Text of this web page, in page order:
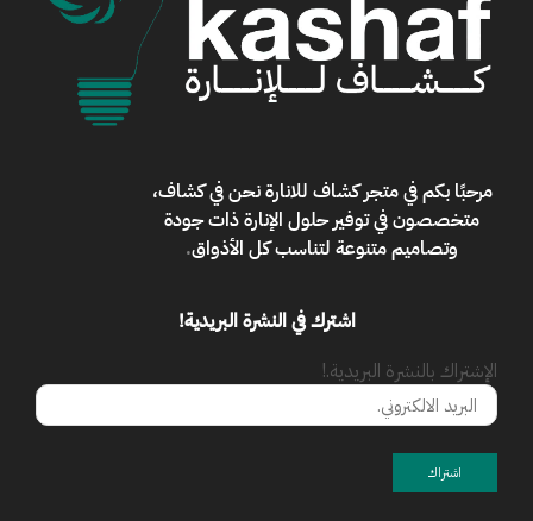
مرحبًا بكم فيمتجر كشاف للانارةنحن في كشاف،
متخصصون في توفير حلول الإنارة ذات جودة
وتصاميم متنوعة لتناسب كل الأذواق.
اشترك في النشرة البريدية!
الإشتراك بالنشرة البريدية.!